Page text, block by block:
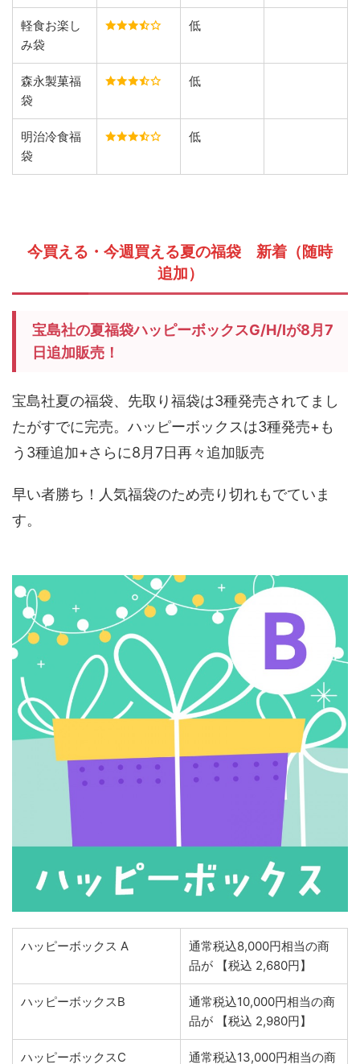
軽食お楽し
み袋
低
森永製菓福
袋
低
明治冷食福
袋
低
今買える・今週買える夏の福袋 新着（随時
追加）
宝島社の夏福袋ハッピーボックスG/H/Iが8月7
日追加販売！
宝島社夏の福袋、先取り福袋は3種発売されてまし
たがすでに完売。ハッピーボックスは3種発売+も
う3種追加+さらに8月7日再々追加販売
早い者勝ち！人気福袋のため売り切れもでていま
す。
ハッピーボックス A
通常税込8,000円相当の商
品が 【税込 2,680円】
ハッピーボックスB
通常税込10,000円相当の商
品が 【税込 2,980円】
ハッピーボックスC 通常税込13,000円相当の商